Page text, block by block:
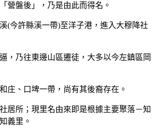
營盤後」，乃是由此而得名。
(今許縣溪一帶)至洋子港，進入大穆降社
，乃往東邊山區遷徒，大多以今左鎮區岡
庄、口埤一帶，尚有其後裔存在。
居所；現里名由來即是根據主要聚落－知
義里。